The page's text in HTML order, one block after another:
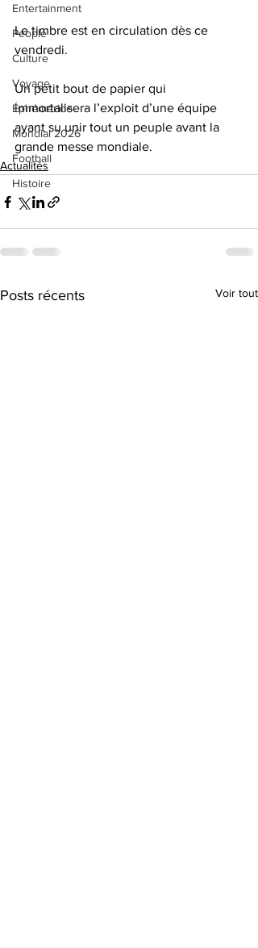
Entertainment
People
Culture
Voyage
Éphéméride
Mondial 2026
Football
Histoire
Le timbre est en circulation dès ce
vendredi.
Un petit bout de papier qui
immortalisera l’exploit d’une équipe
ayant su unir tout un peuple avant la
grande messe mondiale.
Actualités
Posts récents Voir tout